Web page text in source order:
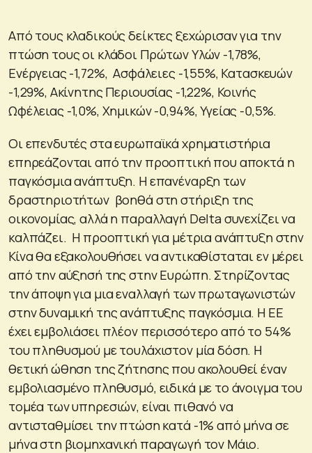
Από τους κλαδικούς δείκτες ξεχώρισαν για την
πτώση τους οι κλάδοι Πρώτων Υλών -1,78%,
Ενέργειας -1,72%, Ασφάλειες -1,55%, Κατασκευών
-1,29%, Ακίνητης Περιουσίας -1,22%, Κοινής
Ωφέλειας -1,0%, Χημικών -0,94%, Υγείας -0,5%.
Οι επενδυτές στα ευρωπαϊκά χρηματιστήρια
επηρεάζονται από την προοπτική που αποκτά η
παγκόσμια ανάπτυξη. Η επανέναρξη των
δραστηριοτήτων βοηθά στη στήριξη της
οικονομίας, αλλά η παραλλαγή Delta συνεχίζει να
καλπάζει. Η προοπτική για μέτρια ανάπτυξη στην
Κίνα θα εξακολουθήσει να αντικαθίσταται εν μέρει
από την αύξησή της στην Ευρώπη. Στηρίζοντας
την άποψη για μια εναλλαγή των πρωταγωνιστών
στην δυναμική της ανάπτυξης παγκόσμια. Η ΕΕ
έχει εμβολιάσει πλέον περισσότερο από το 54%
του πληθυσμού με τουλάχιστον μία δόση. Η
θετική ώθηση της ζήτησης που ακολουθεί έναν
εμβολιασμένο πληθυσμό, ειδικά με το άνοιγμα του
τομέα των υπηρεσιών, είναι πιθανό να
αντισταθμίσει την πτώση κατά -1% από μήνα σε
μήνα στη βιομηχανική παραγωγή τον Μάιο.